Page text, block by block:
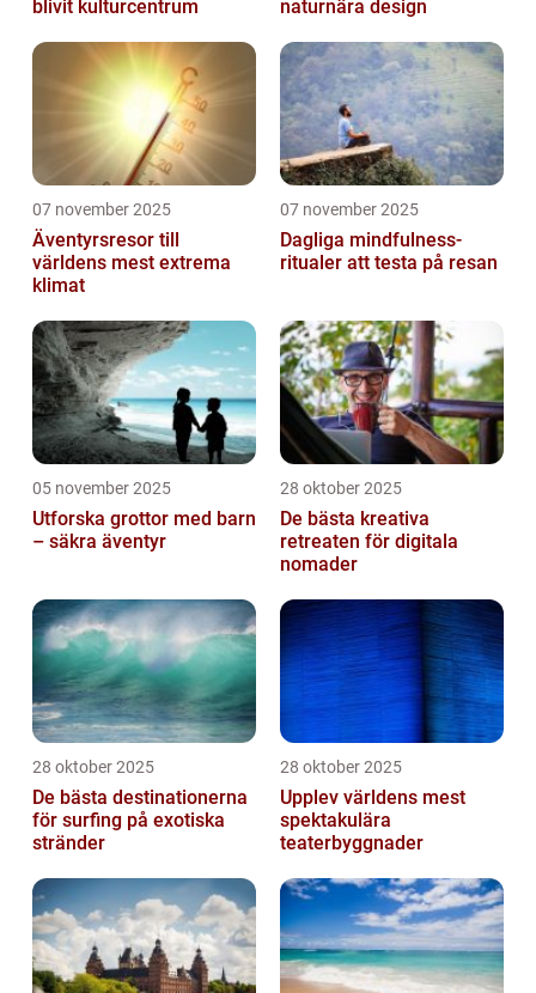
blivit kulturcentrum naturnära design
07 november 2025
Äventyrsresor till
världens mest extrema
klimat
07 november 2025
Dagliga mindfulness-
ritualer att testa på resan
05 november 2025
Utforska grottor med barn
– säkra äventyr
28 oktober 2025
De bästa kreativa
retreaten för digitala
nomader
28 oktober 2025
De bästa destinationerna
för surfing på exotiska
stränder
28 oktober 2025
Upplev världens mest
spektakulära
teaterbyggnader